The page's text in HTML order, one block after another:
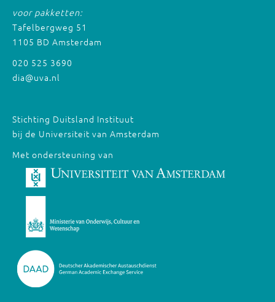
voor pakketten:
Tafelbergweg 51
1105 BD Amsterdam
020 525 3690
dia@uva.nl
Stichting Duitsland Instituut
bij de Universiteit van Amsterdam
Met ondersteuning van